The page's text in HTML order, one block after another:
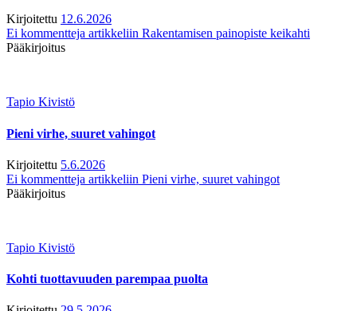
Kirjoitettu 12.6.2026
Ei kommentteja artikkeliin Rakentamisen painopiste keikahti
Pääkirjoitus
Tapio Kivistö
Pieni virhe, suuret vahingot
Kirjoitettu 5.6.2026
Ei kommentteja artikkeliin Pieni virhe, suuret vahingot
Pääkirjoitus
Tapio Kivistö
Kohti tuottavuuden parempaa puolta